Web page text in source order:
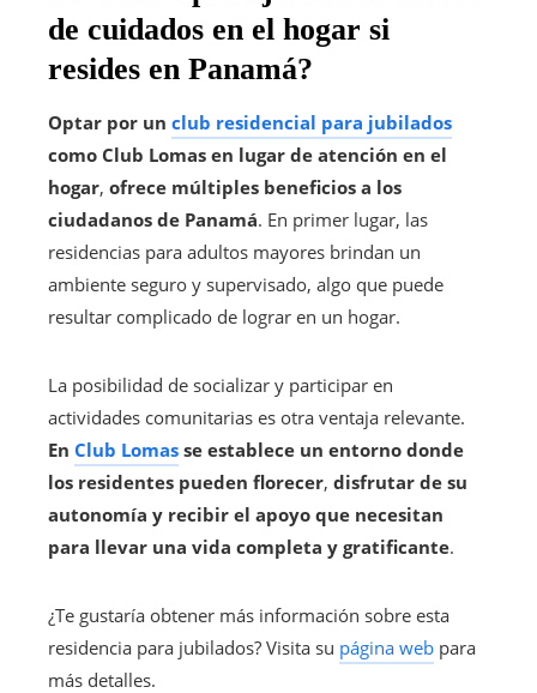
de cuidados en el hogar si
resides en Panamá?
Optar por un club residencial para jubilados
como Club Lomas en lugar de atención en el
hogar, ofrece múltiples beneficios a los
ciudadanos de Panamá. En primer lugar, las
residencias para adultos mayores brindan un
ambiente seguro y supervisado, algo que puede
resultar complicado de lograr en un hogar.
La posibilidad de socializar y participar en
actividades comunitarias es otra ventaja relevante.
En Club Lomas se establece un entorno donde
los residentes pueden florecer, disfrutar de su
autonomía y recibir el apoyo que necesitan
para llevar una vida completa y gratificante.
¿Te gustaría obtener más información sobre esta
residencia para jubilados? Visita su página web para
más detalles.